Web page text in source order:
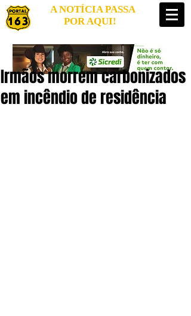
A NOTÍCIA PASSA
POR AQUI!
Irmãos morrem carbonizados
em incêndio de residência